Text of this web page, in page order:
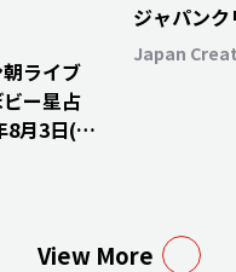
ライブ
ー星占
月3日(月)
〜
ジャパン
Japan
View More